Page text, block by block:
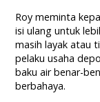
Roy meminta
isi ulang untuk
masih layak atau
pelaku usaha
baku air benar-
berbahaya.